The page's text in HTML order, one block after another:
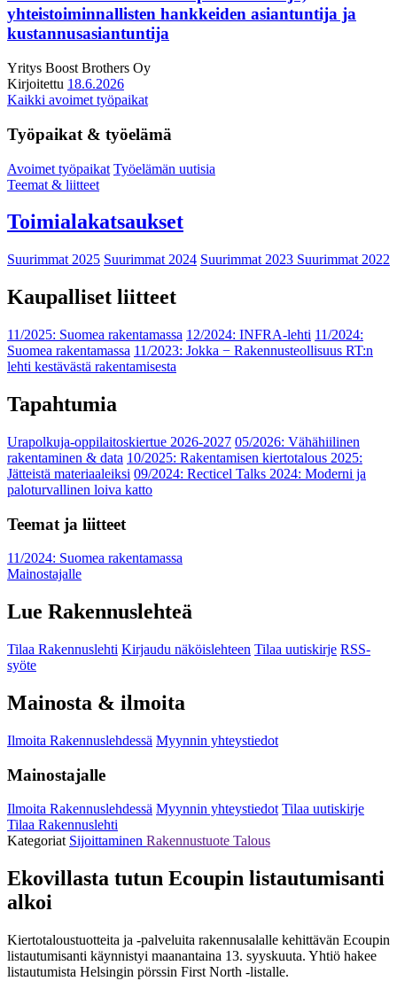
yhteistoiminnallisten hankkeiden asiantuntija ja
kustannusasiantuntija
Yritys Boost Brothers Oy
Kirjoitettu 18.6.2026
Kaikki avoimet työpaikat
Työpaikat & työelämä
Avoimet työpaikat Työelämän uutisia
Teemat & liitteet
Toimialakatsaukset
Suurimmat 2025 Suurimmat 2024 Suurimmat 2023 Suurimmat 2022
Kaupalliset liitteet
11/2025: Suomea rakentamassa 12/2024: INFRA-lehti 11/2024:
Suomea rakentamassa 11/2023: Jokka − Rakennusteollisuus RT:n
lehti kestävästä rakentamisesta
Tapahtumia
Urapolkuja-oppilaitoskiertue 2026-2027 05/2026: Vähähiilinen
rakentaminen & data 10/2025: Rakentamisen kiertotalous 2025:
Jätteistä materiaaleiksi 09/2024: Recticel Talks 2024: Moderni ja
paloturvallinen loiva katto
Teemat ja liitteet
11/2024: Suomea rakentamassa
Mainostajalle
Lue Rakennuslehteä
Tilaa Rakennuslehti Kirjaudu näköislehteen Tilaa uutiskirje RSS-
syöte
Mainosta & ilmoita
Ilmoita Rakennuslehdessä Myynnin yhteystiedot
Mainostajalle
Ilmoita Rakennuslehdessä Myynnin yhteystiedot Tilaa uutiskirje
Tilaa Rakennuslehti
Kategoriat Sijoittaminen Rakennustuote Talous
Ekovillasta tutun Ecoupin listautumisanti
alkoi
Kiertotaloustuotteita ja -palveluita rakennusalalle kehittävän Ecoupin
listautumisanti käynnistyi maanantaina 13. syyskuuta. Yhtiö hakee
listautumista Helsingin pörssin First North -listalle.